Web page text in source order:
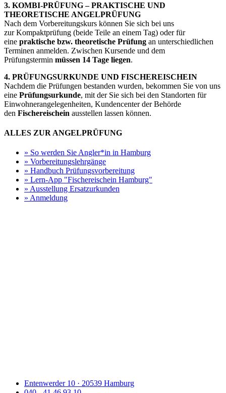
3. KOMBI-PRÜFUNG – PRAKTISCHE UND
THEORETISCHE ANGELPRÜFUNG
Nach dem Vorbereitungskurs können Sie sich bei uns
zur Kompaktprüfung (beide Teile an einem Tag) oder für
eine praktische bzw. theoretische Prüfung an unterschiedlichen
Terminen anmelden. Zwischen Kursende und dem
Prüfungstermin müssen 14 Tage liegen.
4. PRÜFUNGSURKUNDE UND FISCHEREISCHEIN
Nachdem die Prüfungen bestanden wurden, bekommen Sie von uns
eine Prüfungsurkunde, mit der Sie sich bei den Standorten für
Einwohnerangelegenheiten, Kundencenter der Behörde
den Fischereischein ausstellen lassen können.
ALLES ZUR ANGELPRÜFUNG
» So werden Sie Angler*in in Hamburg
» Vorbereitungslehrgänge
» Handbuch Prüfungsvorbereitung
» Lern-App "Fischereischein Hamburg"
» Ausstellung Ersatzurkunden
» Anmeldung
Entenwerder 10 · 20539 Hamburg